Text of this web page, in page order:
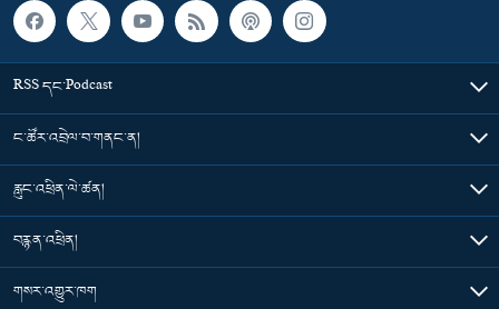
RSS དང་Podcast
ང་ཚོར་འབྲེལ་བ་གནང་ན།
རླུང་འཕྲིན་ལེ་ཚན།
བརྙན་འཕྲིན།
གསར་འགྱུར་ཁག